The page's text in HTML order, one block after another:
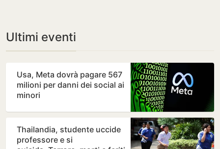
Ultimi eventi
Usa, Meta dovrà pagare 567
milioni per danni dei social ai
minori
Thailandia, studente uccide
professore e si